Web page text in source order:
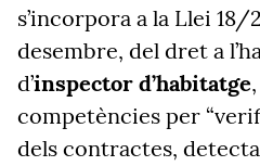
s’incorpora a la Llei 18/
desembre, del dret a
d’inspector d’habitatge
competències per
dels contractes,